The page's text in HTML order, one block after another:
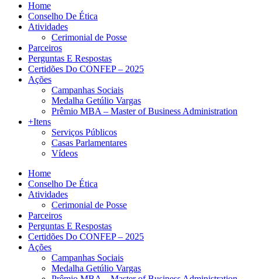
Home
Conselho De Ética
Atividades
Cerimonial de Posse
Parceiros
Perguntas E Respostas
Certidões Do CONFEP – 2025
Ações
Campanhas Sociais
Medalha Getúlio Vargas
Prêmio MBA – Master of Business Administration
+Itens
Serviços Públicos
Casas Parlamentares
Vídeos
Home
Conselho De Ética
Atividades
Cerimonial de Posse
Parceiros
Perguntas E Respostas
Certidões Do CONFEP – 2025
Ações
Campanhas Sociais
Medalha Getúlio Vargas